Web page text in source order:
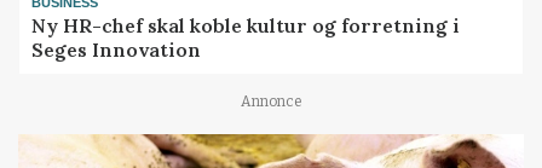
Ny HR-chef skal koble kultur og forretning i
Seges Innovation
Annonce